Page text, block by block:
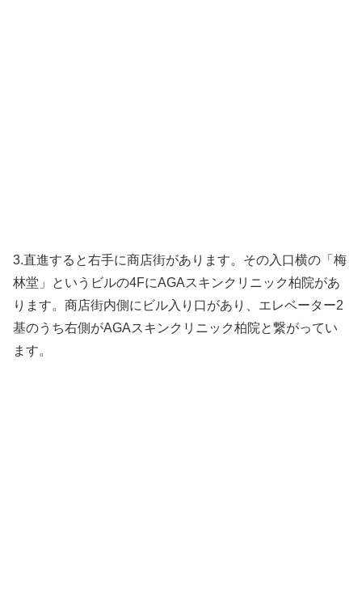
3.直進すると右手に商店街があります。その入口横の「梅
林堂」というビルの4FにAGAスキンクリニック柏院があ
ります。商店街内側にビル入り口があり、エレベーター2
基のうち右側がAGAスキンクリニック柏院と繋がってい
ます。